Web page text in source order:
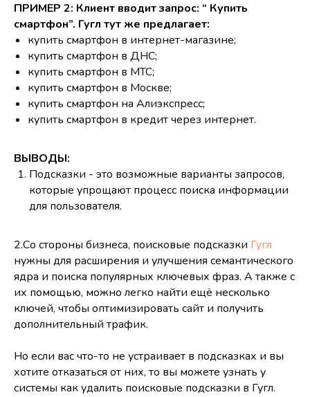
ПРИМЕР 2: Клиент вводит запрос: “ Купить
смартфон”. Гугл тут же предлагает:
купить смартфон в интернет-магазине;
купить смартфон в ДНС;
купить смартфон в МТС;
купить смартфон в Москве;
купить смартфон на Алиэкспресс;
купить смартфон в кредит через интернет.
ВЫВОДЫ:
Подсказки - это возможные варианты запросов,
которые упрощают процесс поиска информации
для пользователя.
2.Со стороны бизнеса, поисковые подсказки Гугл
нужны для расширения и улучшения семантического
ядра и поиска популярных ключевых фраз. А также с
их помощью, можно легко найти ещё несколько
ключей, чтобы оптимизировать сайт и получить
дополнительный трафик.
Но если вас что-то не устраивает в подсказках и вы
хотите отказаться от них, то вы можете узнать у
системы как удалить поисковые подсказки в Гугл.